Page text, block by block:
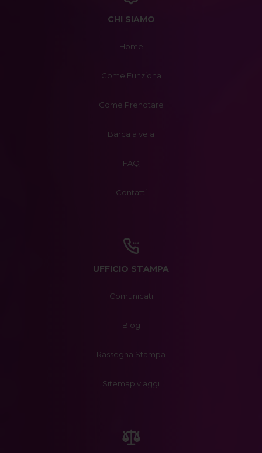
CHI SIAMO
Home
Come Funziona
Come Prenotare
Barca a vela
FAQ
Contatti
UFFICIO STAMPA
Comunicati
Blog
Rassegna Stampa
Sitemap viaggi